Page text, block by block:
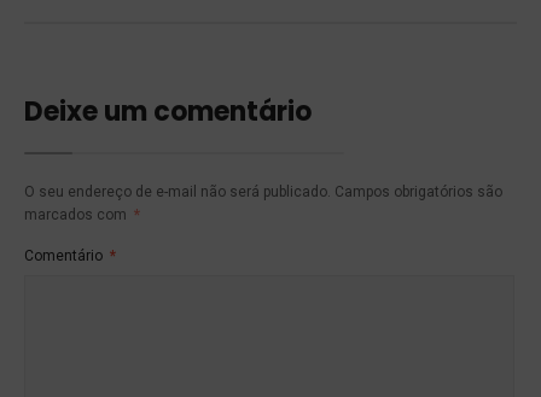
Deixe um comentário
O seu endereço de e-mail não será publicado. Campos obrigatórios são
marcados com *
Comentário *